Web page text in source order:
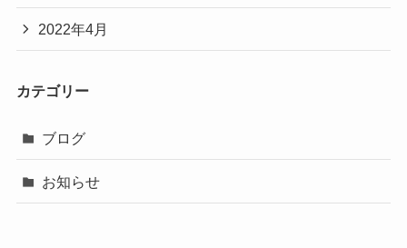
2022年4月
カテゴリー
ブログ
お知らせ